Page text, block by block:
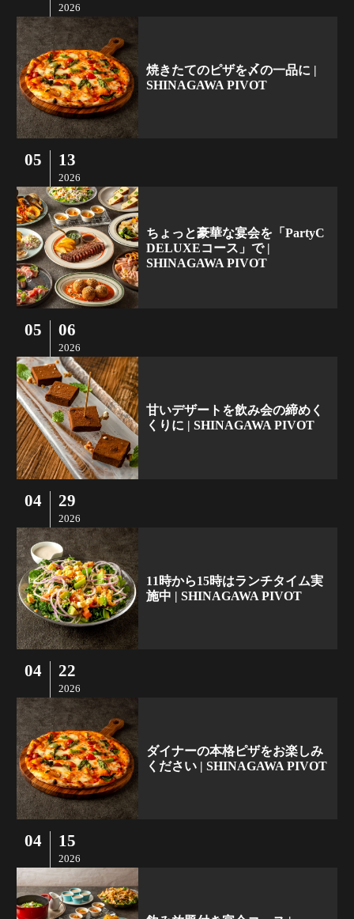
2026
焼きたてのピザを〆の一品に |
SHINAGAWA PIVOT
05 13
2026
ちょっと豪華な宴会を「PartyC
DELUXEコース」で |
SHINAGAWA PIVOT
05 06
2026
甘いデザートを飲み会の締めく
くりに | SHINAGAWA PIVOT
04 29
2026
11時から15時はランチタイム実
施中 | SHINAGAWA PIVOT
04 22
2026
ダイナーの本格ピザをお楽しみ
ください | SHINAGAWA PIVOT
04 15
2026